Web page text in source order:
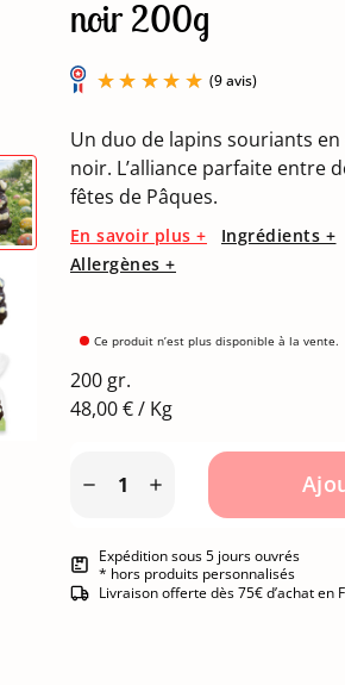
noir 200g
Un duo de lapins souriants
noir. L’alliance parfaite entre
fêtes de Pâques.
En savoir plus + Ingrédients +
Allergènes +
Ce produit n’est plus disponible à la vente.
200 gr.
48,00 € / Kg
 
Expédition sous 5 jours ouvrés
* hors produits personnalisés
Livraison offerte dès 75€ d’achat en